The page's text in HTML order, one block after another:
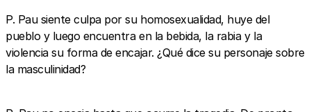
P. Pau siente culpa por su homosexualidad, huye del
pueblo y luego encuentra en la bebida, la rabia y la
violencia su forma de encajar. ¿Qué dice su personaje sobre
la masculinidad?